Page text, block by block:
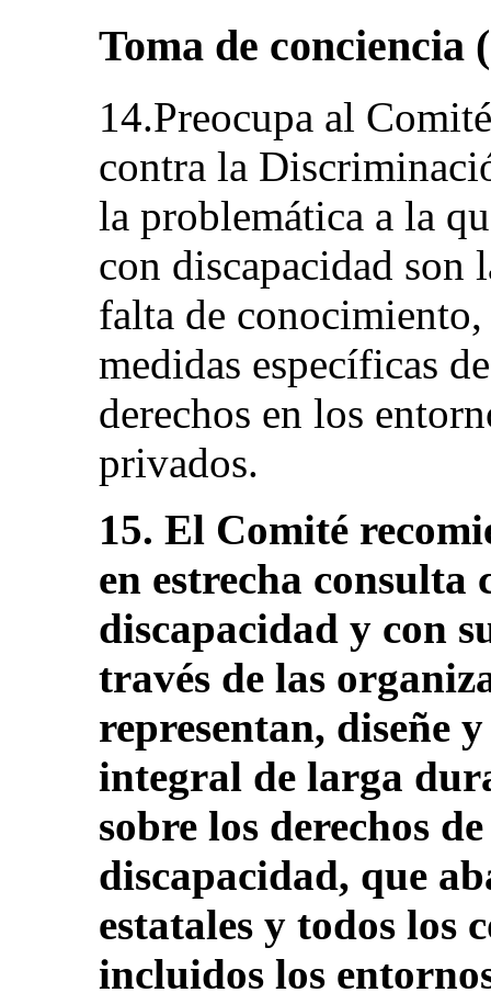
Toma de conciencia
14.Preocupa al
contra la
la problemática a la
con discapacidad son
falta de
medidas específicas
derechos en los
privados.
15. El Comité
en estrecha consulta
discapacidad y con
través de las
representan, diseñe
integral de larga
sobre los derechos
discapacidad, que
estatales y todos los
incluidos los